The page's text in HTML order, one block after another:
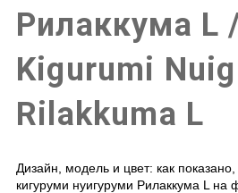
Рилаккума L
Kigurumi
Rilakkuma L
Дизайн, модель и цвет: как показано,
кигуруми нуигуруми Рилаккума L на